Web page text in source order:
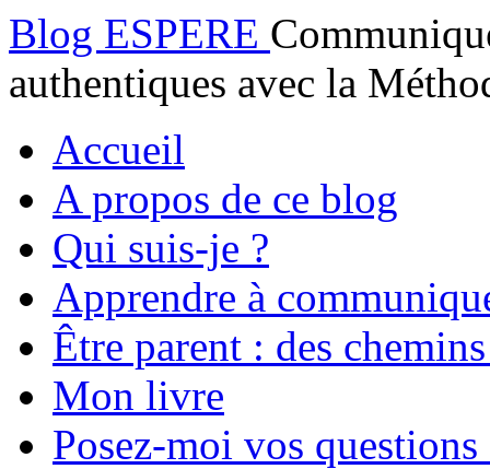
Blog ESPERE
authentiques avec la
Accueil
A propos de ce blog
Qui suis-je ?
Apprendre à
Être parent : des
Mon livre
Posez-moi vos